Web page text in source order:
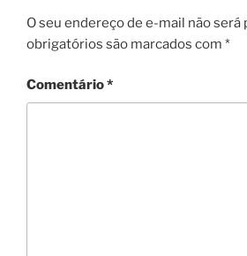
O seu endereço de e-mail não será
obrigatórios são marcados com *
Comentário*